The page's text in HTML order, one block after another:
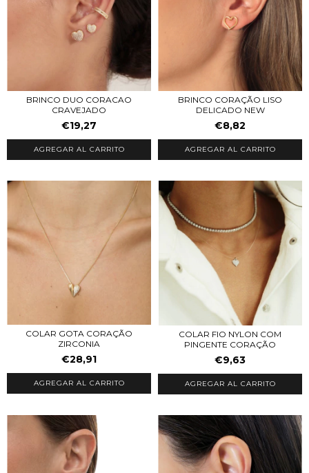
BRINCO DUO CORACAO
CRAVEJADO
€19,27
AGREGAR AL CARRITO
BRINCO CORAÇÃO LISO
DELICADO NEW
€8,82
AGREGAR AL CARRITO
COLAR GOTA CORAÇÃO
ZIRCONIA
€28,91
COLAR FIO NYLON COM
PINGENTE CORAÇÃO
€9,63